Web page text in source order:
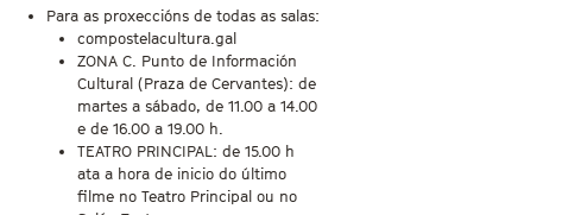
Para as proxeccións de todas as salas:
compostelacultura.gal
ZONA C. Punto de Información
Cultural (Praza de Cervantes): de
martes a sábado, de 11.00 a 14.00
e de 16.00 a 19.00 h.
TEATRO PRINCIPAL: de 15.00 h
ata a hora de inicio do último
filme no Teatro Principal ou no